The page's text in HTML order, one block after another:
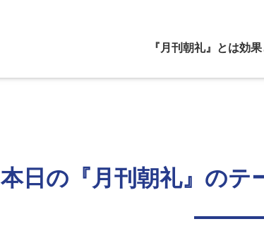
『月刊朝礼』とは効
本日の『月刊朝礼』のテ